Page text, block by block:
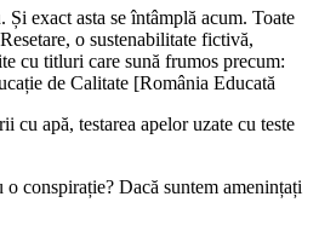
exact asta se întâmplă acum. Toate
o sustenabilitate fictivă,
cu titluri care sună frumos precum:
de Calitate [România Educată
apă, testarea apelor uzate cu teste
conspirație? Dacă suntem amenințați